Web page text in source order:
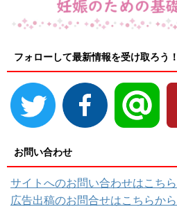
フォローして最新情報を受け取ろう！
お問い合わせ
サイトへのお問い合わせはこちら
広告出稿のお問合せはこちらから